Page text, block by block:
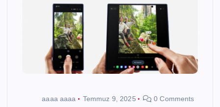
aaaa aaaa Temmuz 9, 2025 0 Comments